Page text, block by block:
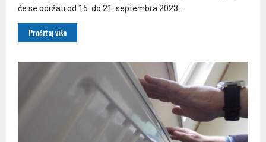
će se održati od 15. do 21. septembra 2023....
Pročitaj više